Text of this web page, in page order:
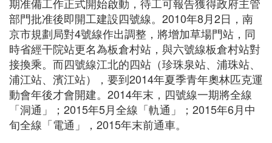
部門批准後即開工建設四號線。2010年8月2日，南
京市規劃局對4號線作出調整，將增加草場門站，同
時省經干院站更名為板倉村站，與六號線板倉村站對
接換乘。而四號線江北的四站（珍珠泉站、浦珠站、
浦江站、濱江站），要到2014年夏季青年奧林匹克運
動會年後才會開建。2014年末，四號線一期將全線
「洞通」；2015年5月全線「軌通」；2015年6月中
旬全線「電通」，2015年末前通車。